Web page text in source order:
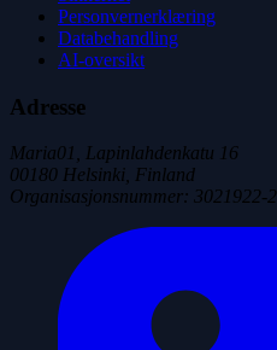
Personvernerklæring
Databehandling
AI-oversikt
Adresse
Maria01, Lapinlahdenkatu 16
00180 Helsinki, Finland
Organisasjonsnummer: 3021922-2